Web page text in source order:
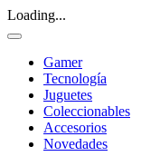
Loading...
Gamer
Tecnología
Juguetes
Coleccionables
Accesorios
Novedades